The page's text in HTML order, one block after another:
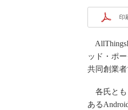
印
ッド・ポ
共同創業
各氏とも
ある